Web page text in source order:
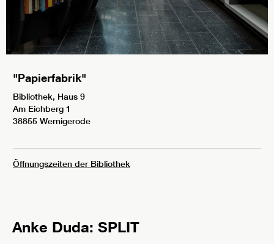
"Papierfabrik"
Bibliothek, Haus 9
Am Eichberg 1
38855 Wernigerode
Öffnungszeiten der Bibliothek
Anke Duda: SPLIT